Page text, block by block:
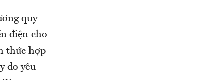
quy
điện cho
thức hợp
do yêu